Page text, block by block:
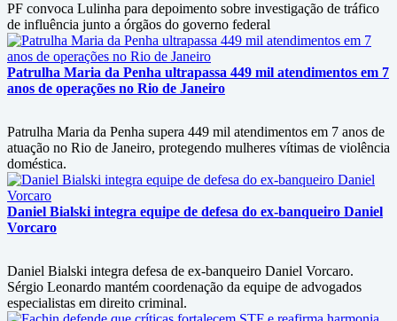
PF convoca Lulinha para depoimento sobre investigação de tráfico
de influência junto a órgãos do governo federal
Patrulha Maria da Penha ultrapassa 449 mil atendimentos em 7
anos de operações no Rio de Janeiro
Patrulha Maria da Penha supera 449 mil atendimentos em 7 anos de
atuação no Rio de Janeiro, protegendo mulheres vítimas de violência
doméstica.
Daniel Bialski integra equipe de defesa do ex-banqueiro Daniel
Vorcaro
Daniel Bialski integra defesa de ex-banqueiro Daniel Vorcaro.
Sérgio Leonardo mantém coordenação da equipe de advogados
especialistas em direito criminal.